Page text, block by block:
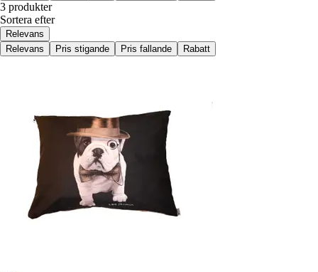
3 produkter
Sortera efter
Relevans
Relevans
Pris stigande Pris fallande Rabatt